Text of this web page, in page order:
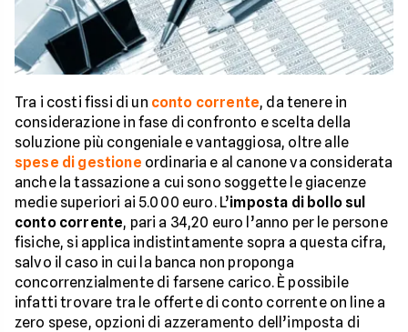
Tra i costi fissi di un conto corrente, da tenere in
considerazione in fase di confronto e scelta della
soluzione più congeniale e vantaggiosa, oltre alle
spese di gestione ordinaria e al canone va considerata
anche la tassazione a cui sono soggette le giacenze
medie superiori ai 5.000 euro. L’imposta di bollo sul
conto corrente, pari a 34,20 euro l’anno per le persone
fisiche, si applica indistintamente sopra a questa cifra,
salvo il caso in cui la banca non proponga
concorrenzialmente di farsene carico. È possibile
infatti trovare tra le offerte di conto corrente on line a
zero spese, opzioni di azzeramento dell’imposta di